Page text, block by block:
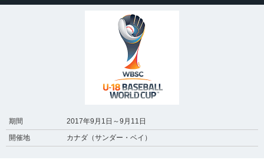
期間
2017年9月1日～9月11日
開催地
カナダ（サンダー・ベイ）